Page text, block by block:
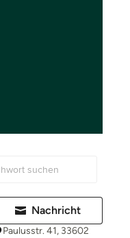
Nachricht
Paulusstr. 41, 33602